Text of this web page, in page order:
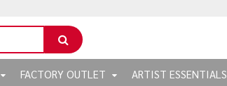
FACTORY OUTLET
ARTIST ESSENTIALS